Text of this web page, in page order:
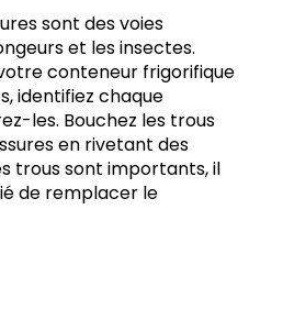
sont des voies
et les insectes.
conteneur frigorifique
identifiez chaque
les. Bouchez les trous
en rivetant des
trous sont importants, il
de remplacer le